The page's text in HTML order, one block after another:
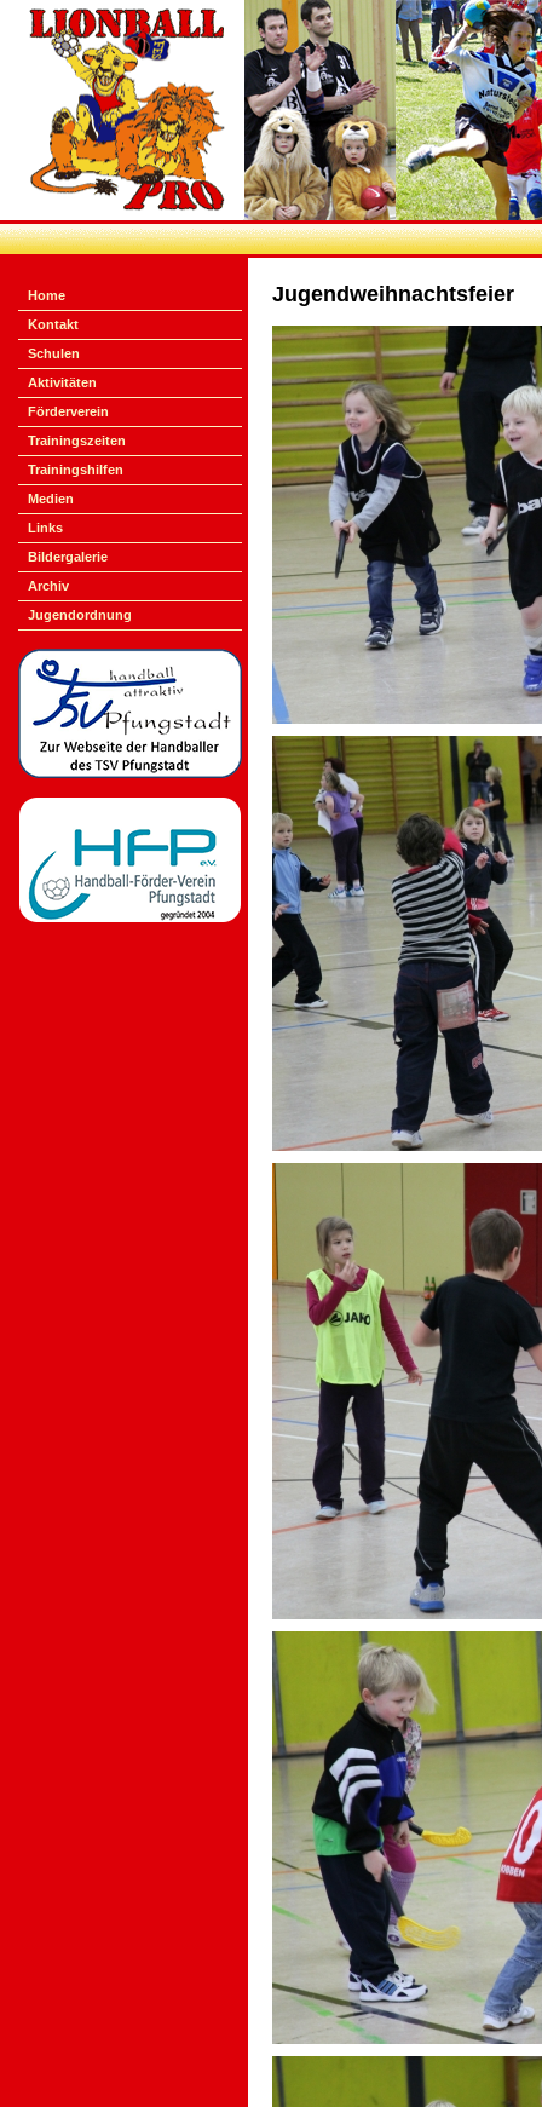
Home
Kontakt
Schulen
Aktivitäten
Förderverein
Trainingszeiten
Trainingshilfen
Medien
Links
Bildergalerie
Archiv
Jugendordnung
Jugendweihnachtsfeier